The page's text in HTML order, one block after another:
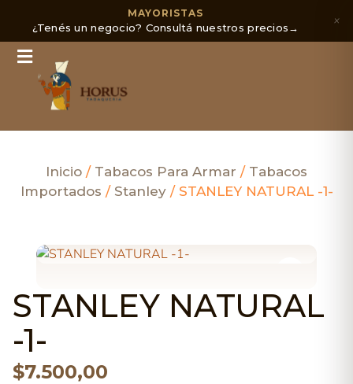
MAYORISTAS
¿Tenés un negocio? Consultá nuestros precios→ ×
Inicio / Tabacos Para Armar / Tabacos
Importados / Stanley/ STANLEY NATURAL -1-
STANLEY NATURAL
-1-
$7.500,00